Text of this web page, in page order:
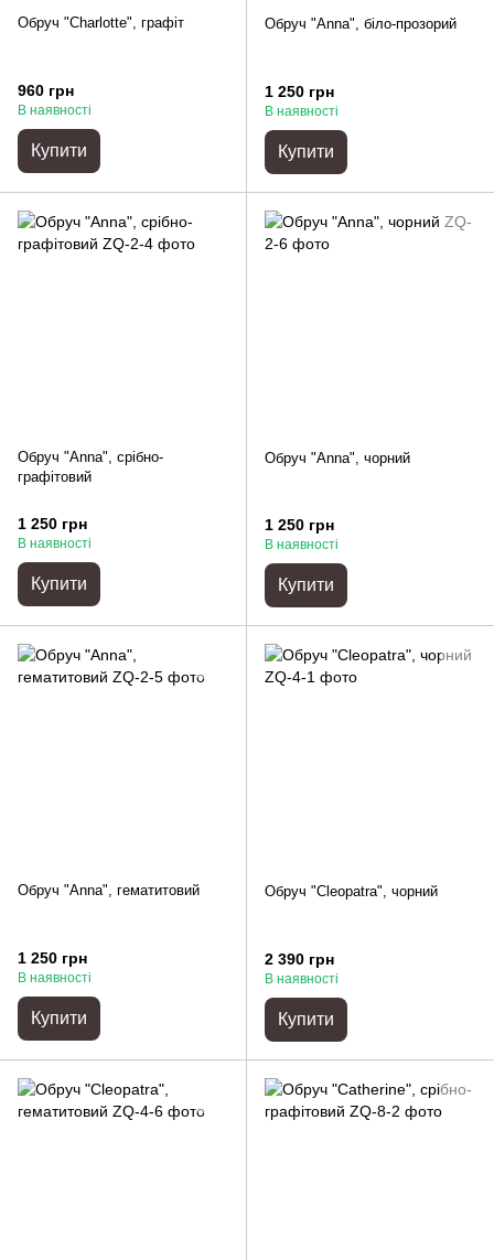
Обруч "Charlotte", графіт
960 грн
В наявності
Купити
Обруч "Anna", біло-прозорий
1 250 грн
В наявності
Купити
Обруч "Anna", срібно-
графітовий
1 250 грн
В наявності
Купити
Обруч "Anna", чорний
1 250 грн
В наявності
Купити
Обруч "Anna", гематитовий
1 250 грн
В наявності
Купити
Обруч "Cleopatra", чорний
2 390 грн
В наявності
Купити